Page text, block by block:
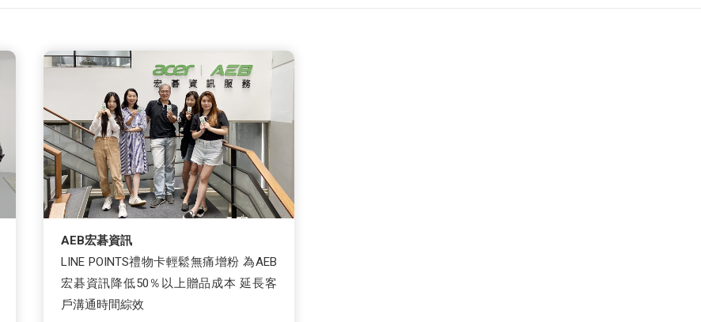
AEB宏碁資訊
LINE POINTS禮物卡輕鬆無痛增粉 為AEB
宏碁資訊降低50％以上贈品成本 延長客
戶溝通時間綜效